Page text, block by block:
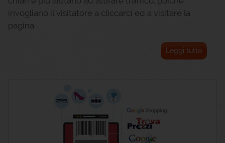
invogliano il visitatore a cliccarci ed a visitare la
pagina.
Leggi tutto